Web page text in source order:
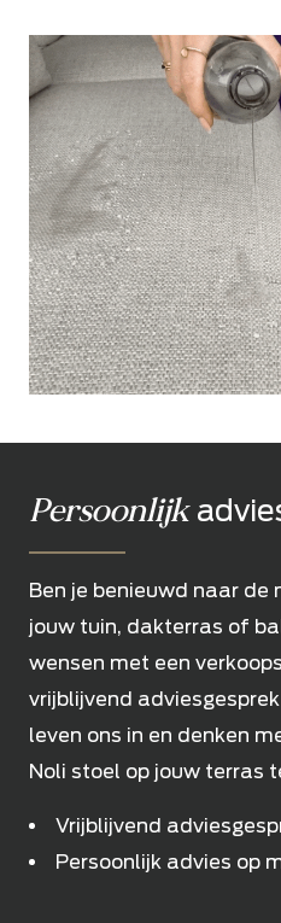
Persoonlijk
Ben je benieuwd naar de
jouw tuin, dakterras of
wensen met een
vrijblijvend
leven ons in en denken
Noli stoel op jouw terras
Vrijblijvend
Persoonlijk advies op